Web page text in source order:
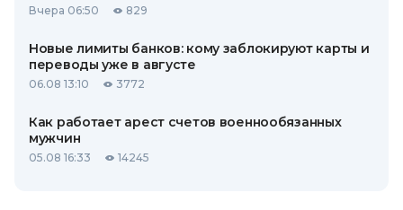
Вчера 06:50 829
Новые лимиты банков: кому заблокируют карты и
переводы уже в августе
06.08 13:10 3772
Как работает арест счетов военнообязанных
мужчин
05.08 16:33 14245